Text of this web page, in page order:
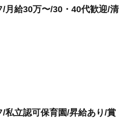
月給30万〜/30・40代歓迎/清
私立認可保育園/昇給あり/賞